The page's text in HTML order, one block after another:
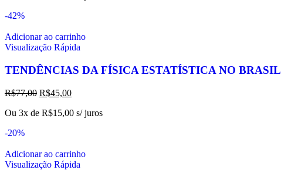
-42%
Adicionar ao carrinho
Visualização Rápida
TENDÊNCIAS DA FÍSICA ESTATÍSTICA NO BRASIL
R$77,00 R$45,00
Ou 3x de R$15,00 s/ juros
-20%
Adicionar ao carrinho
Visualização Rápida